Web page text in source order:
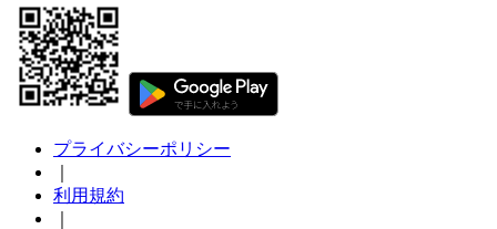
プライバシーポリシー
利用規約